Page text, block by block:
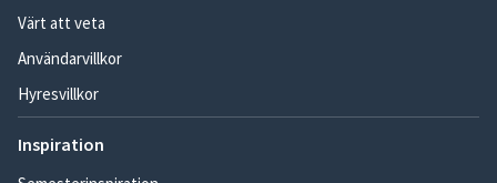
Värt att veta
Användarvillkor
Hyresvillkor
Inspiration